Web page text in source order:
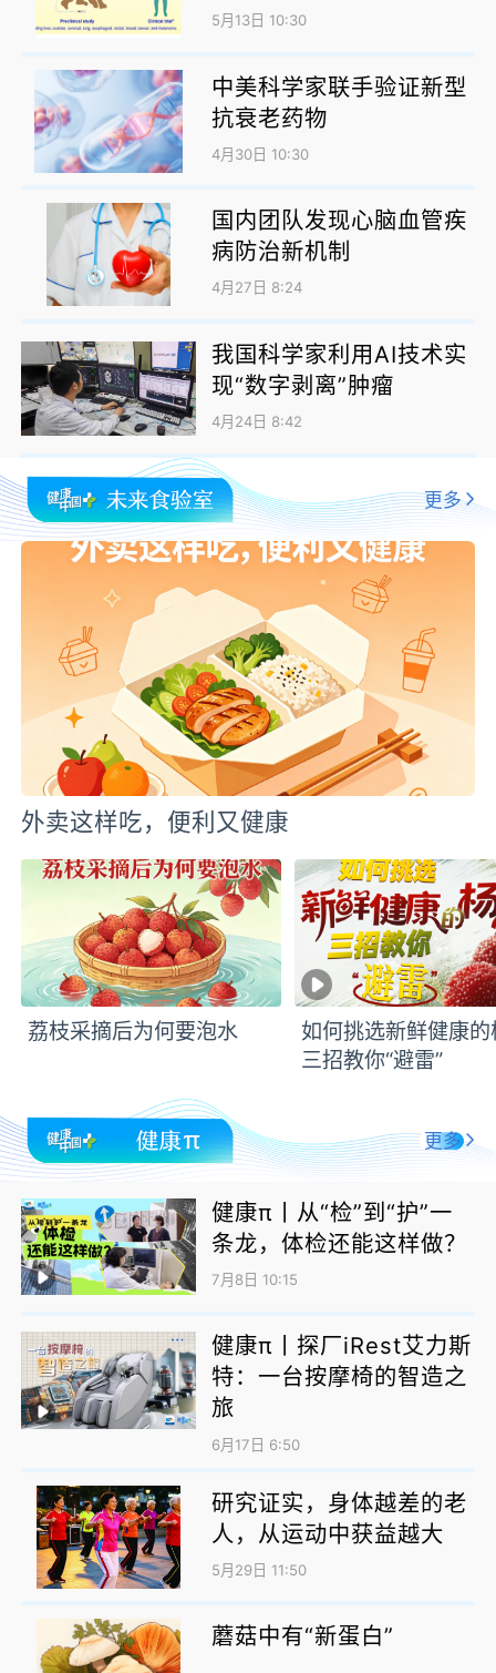
5月13日 10:30
中美科学家联手验证新型
抗衰老药物
4月30日 10:30
国内团队发现心脑血管疾
病防治新机制
4月27日 8:24
我国科学家利用AI技术实
现“数字剥离”肿瘤
4月24日 8:42
更多
外卖这样吃，便利又健康
荔枝采摘后为何要泡水
如何挑选新鲜健康
三招教你“避雷”
更多
健康π丨从“检”到“护”一
条龙，体检还能这样做？
7月8日 10:15
健康π丨探厂iRest艾力斯
特：一台按摩椅的智造之
旅
6月17日 6:50
研究证实，身体越差的老
人，从运动中获益越大
5月29日 11:50
蘑菇中有“新蛋白”